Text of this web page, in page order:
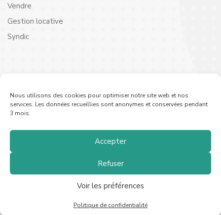
Nous utilisons des cookies pour optimiser notre site web et nos
services. Les données recueillies sont anonymes et conservées pendant
3 mois.
Accepter
Refuser
Voir les préférences
Politique de confidentialité
Vendre
Gestion locative
Syndic
Vous avez des questions ou besoin de renseignements ?
N’hésitez pas à nous contacter :
© Copyright 2022 TOUCAN IMMOBILIER
Politique de confidentialité
Mentions légales
Pierre Launay